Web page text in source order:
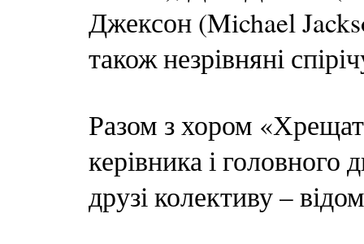
Джексон (Michael
також незрівняні
Разом з хором
керівника і
друзі колективу –